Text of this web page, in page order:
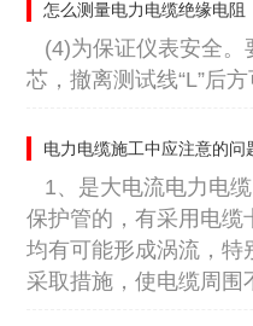
怎么测量电力电缆绝缘电阻
(4)为保证仪表安全。
芯，撤离测试线“L”后
电力电缆施工中应注意的问
1、是大电流电力电
保护管的，有采用电缆
均有可能形成涡流，特
采取措施，使电缆周